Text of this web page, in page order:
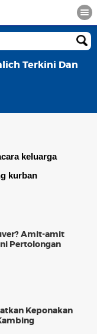
Terkini Dan
keluarga
kurban
Amit-amit
Pertolongan
Keponakan